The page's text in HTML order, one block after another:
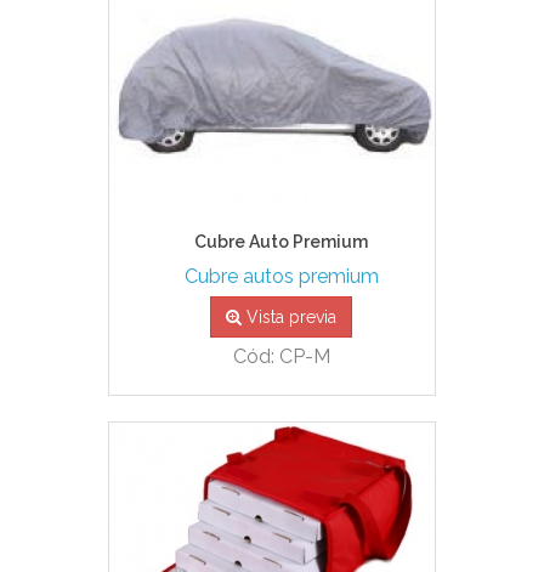
Cubre Auto Premium
Cubre autos premium
Vista previa
Cód: CP-M